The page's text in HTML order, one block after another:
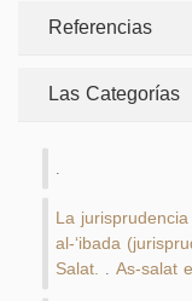
Referencias
Las Categorías
La
al-‘ibada
Salat. As-salat